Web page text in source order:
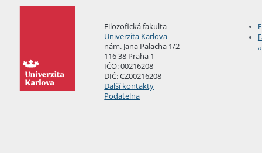
Filozofická fakulta
Univerzita Karlova
nám. Jana Palacha 1/2
116 38 Praha 1
IČO: 00216208
DIČ: CZ00216208
Další kontakty
Podatelna